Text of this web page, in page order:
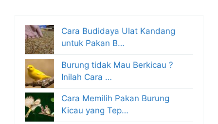
Cara Budidaya Ulat Kandang
untuk Pakan B…
Burung tidak Mau Berkicau ?
Inilah Cara …
Cara Memilih Pakan Burung
Kicau yang Tep…